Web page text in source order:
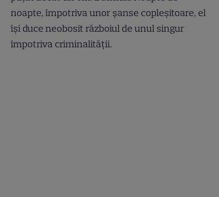
noapte, împotriva unor șanse copleșitoare, el
își duce neobosit războiul de unul singur
împotriva criminalității.